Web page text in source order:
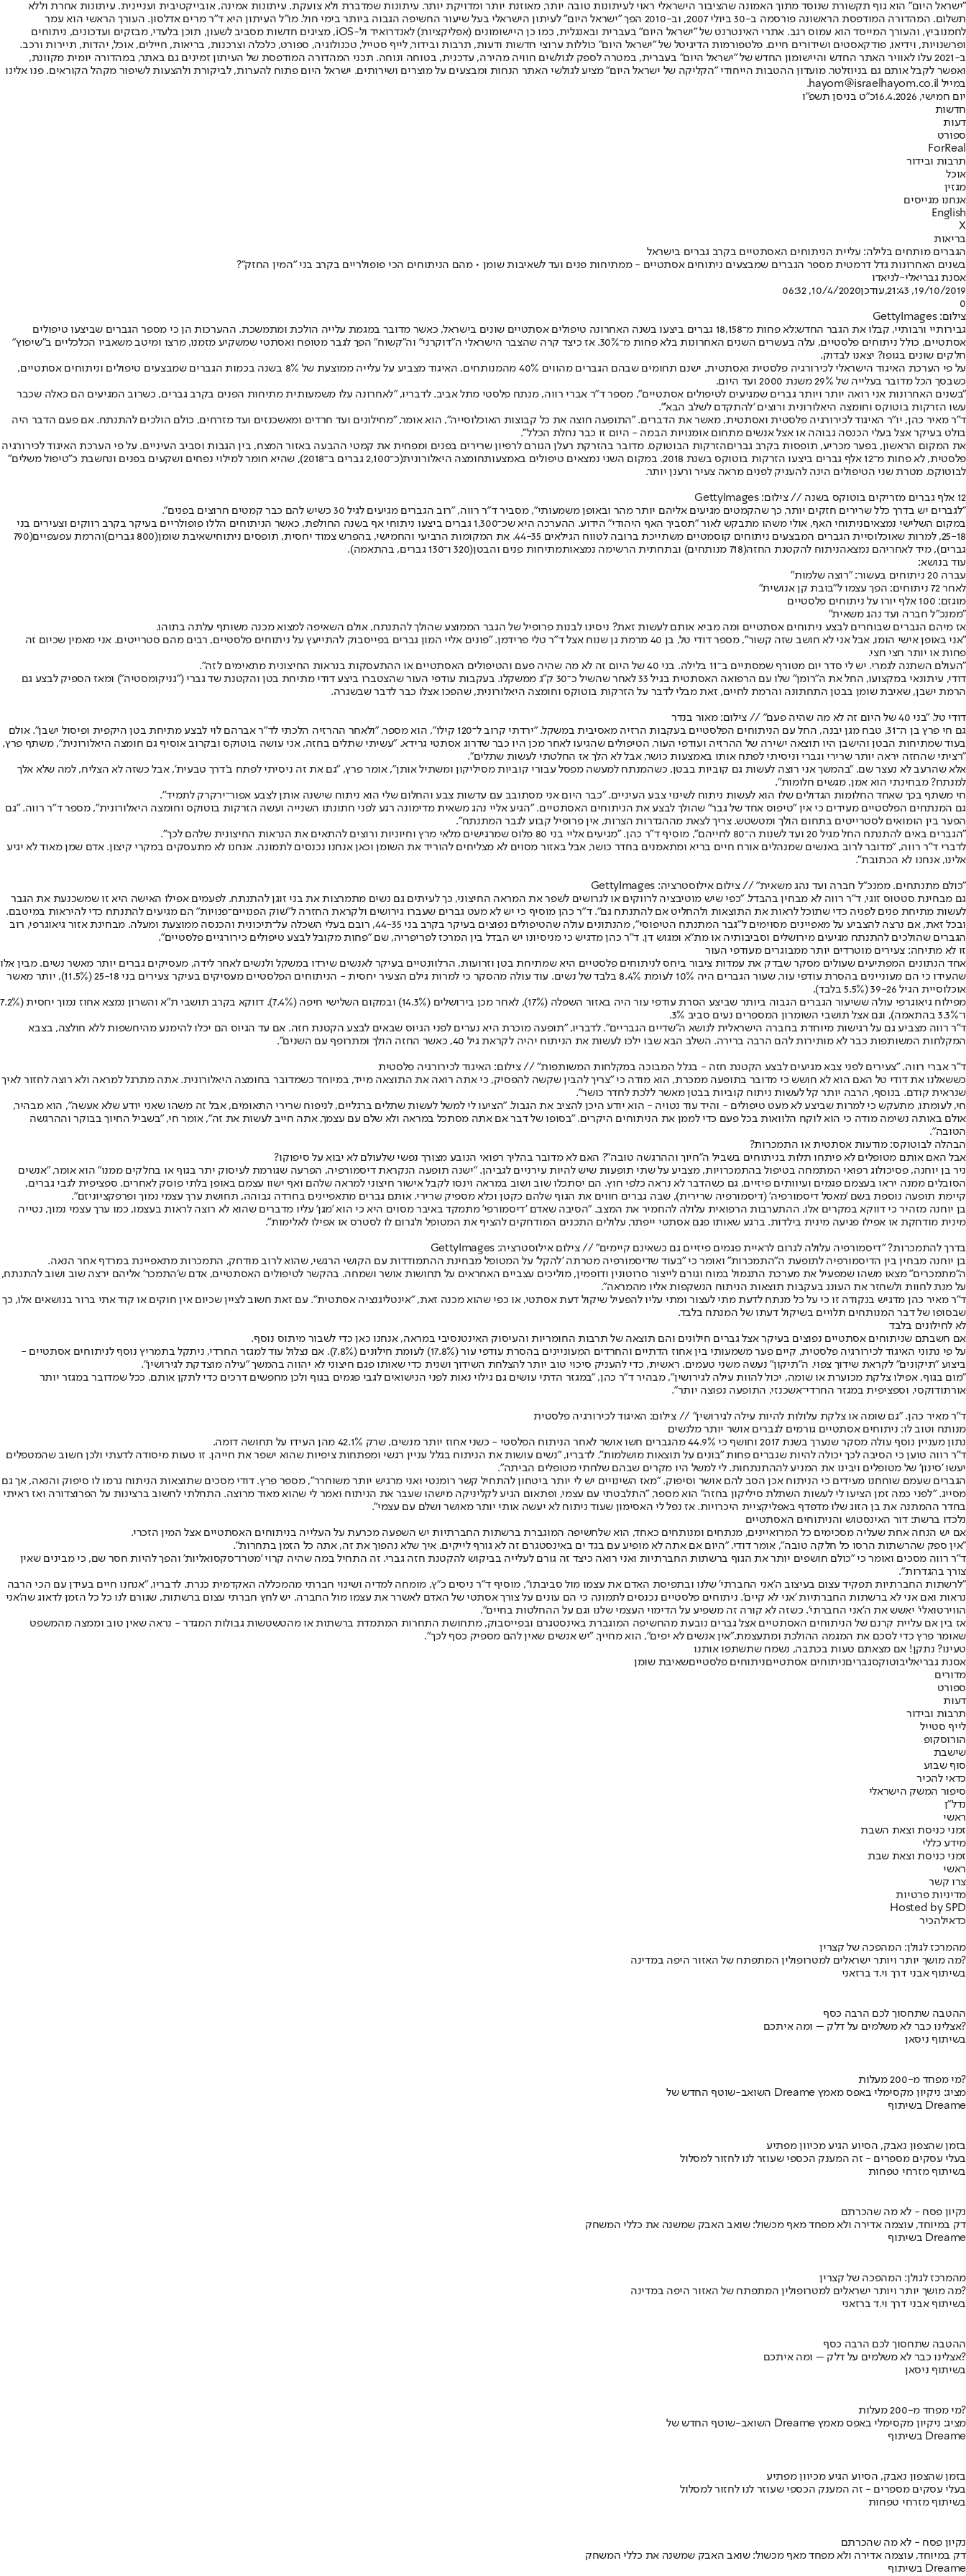
"ישראל היום" הוא גוף תקשורת שנוסד מתוך האמונה שהציבור הישראלי ראוי לעיתונות טובה יותר, מאוזנת יותר ומדויקת יותר. עיתונות שמדברת ולא צועקת. עיתונות אמינה, אובייקטיבית ועניינית. עיתונות אחרת וללא
תשלום. המהדורה המודפסת הראשונה פורסמה ב-30 ביולי 2007, וב-2010 הפך "ישראל היום" לעיתון הישראלי בעל שיעור החשיפה הגבוה ביותר בימי חול. מו"ל העיתון היא ד"ר מרים אדלסון. העורך הראשי הוא עמר
לחמנוביץ, והעורך המייסד הוא עמוס רגב. אתרי האינטרנט של "ישראל היום" בעברית ובאנגלית, כמו כן היישומונים (אפליקציות) לאנדרואיד ול-iOS, מציגים חדשות מסביב לשעון, תוכן בלעדי, מבזקים ועדכונים, ניתוחים
ופרשנויות, וידיאו, פודקאסטים ושידורים חיים. פלטפורמות הדיגיטל של "ישראל היום" כוללות ערוצי חדשות ודעות, תרבות ובידור, לייף סטייל, טכנולוגיה, ספורט, כלכלה וצרכנות, בריאות, חיילים, אוכל, יהדות, תיירות ורכב.
ב-2021 עלו לאוויר האתר החדש והיישומון החדש של "ישראל היום" בעברית, במטרה לספק לגולשים חוויה מהירה, עדכנית, בטוחה ונוחה. תכני המהדורה המודפסת של העיתון זמינים גם באתר, במהדורה יומית מקוונת,
ואפשר לקבל אותם גם בניוזלטר. מועדון ההטבות הייחודי "הקליקה של ישראל היום" מציע לגולשי האתר הנחות ומבצעים על מוצרים ושירותים. ישראל היום פתוח להערות, לביקורת ולהצעות לשיפור מקהל הקוראים. פנו אלינו
במייל hayom@israelhayom.co.il.
יום חמישי, 16.4.2026
כ"ט בניסן תשפ"ו
חדשות
דעות
ספורט
ForReal
תרבות ובידור
אוכל
מגזין
אנחנו מגייסים
English
X
בריאות
הגברים מותחים בלילה: עליית הניתוחים האסתטיים בקרב גברים בישראל
בשנים האחרונות גדל דרמטית מספר הגברים שמבצעים ניתוחים אסתטיים - ממתיחות פנים ועד לשאיבות שומן • מהם הניתוחים הכי פופולריים בקרב בני "המין החזק"?
אסנת גבריאלי-לניאדו
19/10/2019, 21:43
,עודכן10/4/2020, 06:32
0
צילום: GettyImages
גבירותיי ורבותיי, קבלו את הגבר החדש:
לא פחות מ־18,158 גברים ביצעו בשנה האחרונה טיפולים אסתטיים שונים בישראל, כאשר מדובר במגמת עלייה הולכת ומתמשכת. ההערכות הן כי מספר הגברים שביצעו טיפולים
אסתטיים, כולל ניתוחים פלסטיים, עלה בעשרים השנים האחרונות בלא פחות מ־30%. אז כיצד קרה שהצבר הישראלי ה"דוקרני" וה"קשוח" הפך לגבר מטופח ואסתטי שמשקיע מזמנו, מרצו ומיטב משאביו הכלכליים ב"שיפוץ"
חלקים שונים בגופו? יצאנו לבדוק.
על פי הערכת האיגוד הישראלי לכירורגיה פלסטית ואסתטית, ישנם תחומים שבהם הגברים מהווים 40% מהמנותחים. האיגוד מצביע על עלייה ממוצעת של 8% בשנה בכמות הגברים שמבצעים טיפולים וניתוחים אסתטיים,
כשבסך הכל מדובר בעלייה של 29% משנת 2000 ועד היום.
"בשנים האחרונות אני רואה יותר ויותר גברים שמגיעים לטיפולים אסתטיים", מספר ד"ר אברי רווה, מנתח פלסטי מתל אביב. לדבריו, "לאחרונה עלו משמעותית מתיחות הפנים בקרב גברים, כשרוב המגיעים הם כאלה שכבר
עשו הזרקות בוטוקס וחומצה היאלורונית ורוצים 'להתקדם לשלב הבא'".
ד"ר מאיר כהן, יו"ר האיגוד לכירורגיה פלסטית ואסתטית, מאשר את הדברים. "התופעה חוצה את כל קבוצות האוכלוסייה", הוא אומר, "מחילונים ועד חרדים ומאשכנזים ועד מזרחים, כולם הולכים להתנתח. אם פעם הדבר היה
בולט בעיקר אצל בעלי הכנסה גבוהה או אצל אנשים מתחום אומנויות הבמה - היום זו כבר נחלת הכלל".
את המקום הראשון, בפער מכריע, תופסות בקרב גבריםהזרקות הבוטוקס. מדובר בהזרקת רעלן הגורם לרפיון שרירים בפנים ומפחית את קמטי ההבעה באזור המצח, בין הגבות וסביב העיניים. על פי הערכת האיגוד לכירורגיה
פלסטית, לא פחות מ־12 אלף גברים ביצעו הזרקות בוטוקס בשנת 2018. במקום השני נמצאים טיפולים באמצעות
חומצה היאלורונית
(כ־2,100 גברים ב־2018), שהיא חומר למילוי נפחים ושקעים בפנים ונחשבת כ"טיפול משלים"
לבוטוקס. מטרת שני הטיפולים הינה להעניק לפנים מראה צעיר ורענן יותר.
12 אלף גברים מזריקים בוטוקס בשנה // צילום: GettyImages
"לגברים יש בדרך כלל שרירים חזקים יותר, כך שהקמטים מגיעים אליהם יותר מהר ובאופן משמעותי", מסביר ד"ר רווה, "רוב הגברים מגיעים לגיל 30 כשיש להם כבר קמטים חרוצים בפנים".
במקום השלישי נמצאיםניתוחי האף
, אולי משהו מתבקש לאור "תסביך האף היהודי" הידוע. ההערכה היא שכ־1,300 גברים ביצעו ניתוחי אף בשנה החולפת, כאשר הניתוחים הללו פופולריים בעיקר בקרב רווקים וצעירים בני
25-18, למרות שאוכלוסיית הגברים המבצעים ניתוחים קוסמטיים משתייכת ברובה לטווח הגילאים 44-35. את המקומות הרביעי והחמישי, בהפרש צמוד יחסית, תופסים ניתוחי
שאיבת שומן(800 גברים) והרמת עפעפיים (790
גברים), מיד לאחריהם נמצאהניתוח להקטנת החזה(718 מנותחים) ובתחתית הרשימה נמצאות מתיחות פנים והבטן(320 ו־130 גברים, בהתאמה).
עוד בנושא:
עברה 20 ניתוחים בעשור: "רוצה שלמות"
לאחר 72 ניתוחים: הפך עצמו ל"בובת קן אנושית"
מוגזם: 100 אלף יורו על ניתוחים פלסטיים
"ממנכ"ל חברה ועד נהג משאית"
אז מיהם הגברים שבוחרים לבצע ניתוחים אסתטיים ומה מביא אותם לעשות זאת? ניסינו לבנות פרופיל של הגבר הממוצע שהולך להתנתח, אולם השאיפה למצוא מכנה משותף עלתה בתוהו.
"אני באופן אישי הומו, אבל אני לא חושב שזה קשור", מספר דודי טל, בן 40 מרמת גן שנוח אצל ד"ר טלי פרידמן. "פונים אליי המון גברים בפייסבוק להתייעץ על ניתוחים פלסטיים, רבים מהם סטרייטים. אני מאמין שכיום זה
פחות או יותר חצי חצי.
"העולם השתנה לגמרי. יש לי סדר יום מטורף שמסתיים ב־11 בלילה. בני 40 של היום זה לא מה שהיה פעם והטיפולים האסתטיים או ההתעסקות בנראות החיצונית מתאימים לזה".
דודי, עיתונאי במקצועו, החל את ה"רומן" שלו עם הרפואה האסתטית בגיל 33 לאחר שהשיל כ־30 ק"ג ממשקלו. בעקבות עודפי העור שהצטברו ביצע דודי מתיחת בטן והקטנת שד גברי ("גניקומסטיה") ומאז הספיק לבצע גם
הרמת ישבן, שאיבת שומן בבטן התחתונה והרמת לחיים, זאת מבלי לדבר על הזרקות בוטוקס וחומצה היאלורונית, שהפכו אצלו כבר לדבר שבשגרה.
דודי טל. "בני 40 של היום זה לא מה שהיה פעם" // צילום: מאור בנדר
גם חי פרץ בן ה־31, טבח מגן יבנה, החל עם הניתוחים הפלסטיים בעקבות הרזיה מאסיבית במשקל. "ירדתי קרוב ל־120 קילו", הוא מספר, "ולאחר ההרזיה הלכתי לד"ר אברהם לוי לבצע מתיחת בטן היקפית ופיסול ישבן". אולם
בעוד שמתיחות הבטן והישבן היו תוצאה ישירה של ההרזיה ועודפי העור, הטיפולים שהגיעו לאחר מכן היו כבר שדרוג אסתטי גרידא. "עשיתי שתלים בחזה, אני עושה בוטוקס ובקרוב אוסיף גם חומצה היאלורונית", משתף פרץ,
"רציתי שהחזה יראה יותר שרירי וגברי וניסיתי לפתח אותו באמצעות כושר, אבל לא הלך אז החלטתי לעשות שתלים".
אלא שהרעב לא נעצר שם. "בהמשך אני רוצה לעשות גם קוביות בבטן, כשהמנתח למעשה מפסל עבורי קוביות מסיליקון ומשתיל אותן", אומר פרץ, "גם את זה ניסיתי לפתח ב'דרך טבעית', אבל כשזה לא הצליח, למה שלא אלך
למנתח? מבחינתי הוא אמן, מגשים חלומות".
חי משתף בכך שאחד החלומות הגדולים שלו הוא לעשות ניתוח לשינוי צבע העיניים. "כבר היום אני מסתובב עם עדשות צבע והחלום שלי הוא ניתוח שישנה אותן לצבע אפור־ירקרק לתמיד".
גם המנתחים הפלסטיים מעידים כי אין "טיפוס אחד של גבר" שהולך לבצע את הניתוחים האסתטיים. "הגיע אליי נהג משאית מדימונה רגע לפני חתונתו השנייה ועשה הזרקות בוטוקס וחומצה היאלורונית", מספר ד"ר רווה. "גם
הפער בין הומואים לסטרייטים בתחום הולך ומטשטש. צריך לצאת מההגדרות הצרות, אין פרופיל קבוע לגבר המתנתח".
"הגברים באים להתנתח החל מגיל 20 ועד לשנות ה־80 לחייהם", מוסיף ד"ר כהן. "מגיעים אליי בני 80 פלוס שמרגישים מלאי מרץ וחיוניות ורוצים להתאים את הנראות החיצונית שלהם לכך".
לדברי ד"ר רווה, "מדובר לרוב באנשים שמנהלים אורח חיים בריא ומתאמנים בחדר כושר, אבל באזור מסוים לא מצליחים להוריד את השומן וכאן אנחנו נכנסים לתמונה. אנחנו לא מתעסקים במקרי קיצון. אדם שמן מאוד לא יגיע
אלינו, אנחנו לא הכתובת".
"כולם מתנתחים. ממנכ"ל חברה ועד נהג משאית" // צילום אילוסטרציה: GettyImages
גם מבחינת סטטוס זוגי, ד"ר רווה לא מבחין בהבדל. "כפי שיש מוטיבציה לרווקים או לגרושים לשפר את המראה החיצוני, כך לעיתים גם נשים מתמרצות את בני זוגן להתנתח. לפעמים אפילו האישה היא זו שמשכנעת את הגבר
לעשות מתיחת פנים לפניה כדי שתוכל לראות את התוצאות ולהחליט אם להתנתח גם". ד"ר כהן מוסיף כי יש לא מעט גברים שעברו גירושים ולקראת החזרה ל"שוק הפנויים־פנויות" הם מגיעים להתנתח כדי להיראות במיטבם.
ובכל זאת, אם נרצה להצביע על מאפיינים מסוימים ל"גבר המתנתח הטיפוסי", מהנתונים עולה שהטיפולים נפוצים בעיקר בקרב בני 44-35, רובם בעלי השכלה על־תיכונית והכנסה ממוצעת ומעלה. מבחינת אזור גיאוגרפי, רוב
הגברים שהולכים להתנתח מגיעים מירושלים וסביבותיה או מת"א ומגוש דן. ד"ר כהן מדגיש כי מניסיונו יש הבדל בין המרכז לפריפריה, שם "פחות מקובל לבצע טיפולים כירורגיים פלסטיים".
זו לא מתיחה: צעירים מוטרדים יותר ממבוגרים מעודפי העור
אחד הנתונים המפתיעים שעולים מסקר שבדק את עמדות ציבור ביחס לניתוחים פלסטיים היא שמתיחת בטן וזרועות, הרלוונטיים בעיקר לאנשים שירדו במשקל ולנשים לאחר לידה, מעסיקים גברים יותר מאשר נשים. מבין אלו
שהעידו כי הם מעוניינים בהסרת עודפי עור, שעור הגברים היה 10% לעומת 8.4% בלבד של נשים. עוד עולה מהסקר כי למרות גילם הצעיר יחסית - הניתוחים הפלסטיים מעסיקים בעיקר צעירים בני 25-18 (11.5%), יותר מאשר
אוכלוסיית הגיל 39-26 (5.5% בלבד).
מפילוח גיאוגרפי עולה ששיעור הגברים הגבוה ביותר שביצע הסרת עודפי עור היה באזור השפלה (17%), לאחר מכן בירושלים (14.3%) ובמקום השלישי חיפה (7.4%). דווקא בקרב תושבי ת"א והשרון נמצא אחוז נמוך יחסית (7.2%
ו־3.3% בהתאמה), וגם אצל תושבי השומרון המספרים נעים סביב 3%.
ד"ר רווה מצביע גם על רגישות מיוחדת בחברה הישראלית לנושא ה"שדיים הגבריים". לדבריו, "תופעה מוכרת היא נערים לפני הגיוס שבאים לבצע הקטנת חזה. אם עד הגיוס הם יכלו להימנע מהיחשפות ללא חולצה, בצבא
המקלחות המשותפות כבר לא מותירות להם הרבה ברירה. השלב הבא שבו ילכו לעשות את הניתוח יהיה לקראת גיל 40, כאשר החזה הולך ומתרופף עם השנים".
ד"ר אברי רווה. "צעירים לפני צבא מגיעים לבצע הקטנת חזה - בגלל המבוכה במקלחות המשותפות" // צילום: האיגוד לכירורגיה פלסטית
כששאלנו את דודי טל האם הוא לא חושש כי מדובר בתופעה ממכרת, הוא מודה כי "צריך להבין שקשה להפסיק, כי אתה רואה את התוצאה מייד, במיוחד כשמדובר בחומצה היאלורונית. אתה מתרגל למראה ולא רוצה לחזור לאיך
שנראית קודם. בנוסף, הרבה יותר קל לעשות ניתוח קוביות בבטן מאשר ללכת לחדר כושר".
חי, לעומתו, מתעקש כי למרות שביצע לא מעט טיפולים - והיד עוד נטויה - הוא יודע היכן להציב את הגבול. "הציעו לי למשל לעשות שתלים ברגליים, לניפוח שרירי התאומים, אבל זה משהו שאני יודע שלא אעשה", הוא מבהיר,
אולם באותה נשימה מודה כי הוא לוקח הלוואות בכל פעם כדי לממן את הניתוחים היקרים. "בסופו של דבר אם אתה מסתכל במראה ולא שלם עם עצמך, אתה חייב לעשות את זה", אומר חי, "בשביל החיוך בבוקר וההרגשה
הטובה".
הבהלה לבוטוקס: מודעות אסתטית או התמכרות?
אבל האם אותם מטופלים לא פיתחו תלות בניתוחים בשביל ה"חיוך וההרגשה טובה"? האם לא מדובר בהליך רפואי הנובע מצורך נפשי שלעולם לא יבוא על סיפוקו?
ניר בן יוחנה, פסיכולוג רפואי המתמחה בטיפול בהתמכרויות, מצביע על שתי תופעות שיש להיות עירניים לגביהן. "ישנה תופעה הנקראת דיסמורפיה, הפרעה שגורמת לעיסוק יתר בגוף או בחלקים ממנו" הוא אומר, "אנשים
הסובלים ממנה יראו בעצמם פגמים ועיוותים פיזיים, גם כשהדבר לא נראה כלפי חוץ. הם יסתכלו שוב ושוב במראה וינסו לקבל אישור חיצוני למראה שלהם ואף ישוו עצמם באופן בלתי פוסק לאחרים. ספציפית לגבי גברים,
קיימת תופעה נוספת בשם 'מאסל דיסמורפיה' (דיסמורפיה שרירית), שבה גברים חווים את הגוף שלהם כקטן וכלא מספיק שרירי. אותם גברים מתאפיינים בחרדה גבוהה, תחושת ערך עצמי נמוך ופרפקציוניזם".
בן יוחנה מזהיר כי דווקא במקרים אלו, ההתערבות הרפואית עלולה להחמיר את המצב. "הסיבה שאדם 'דיסמורפי' מתמקד באיבר מסוים היא כי הוא 'מגן' עליו מדברים שהוא לא רוצה לראות בעצמו, כמו ערך עצמי נמוך, נטייה
מינית מודחקת או אפילו פגיעה מינית בילדות. ברגע שאותו פגם אסתטי ייפתר, עלולים התכנים המודחקים להציף את המטופל ולגרום לו לסטרס או אפילו לאלימות".
בדרך להתמכרות? "דיסמורפיה עלולה לגרום לראיית פגמים פיזיים גם כשאינם קיימים" // צילום אילוסטרציה: GettyImages
בן יוחנה מבחין בין הדיסמורפיה לתופעת ה"התמכרות" ואומר כי "בעוד שדיסמורפיה מטרתה 'להקל' על המטופל מבחינת ההתמודדות עם הקושי הרגשי, שהוא לרוב מודחק, התמכרות מתאפיינת במרדף אחר הנאה.
ה"מתמכרים" מצאו משהו שמפעיל את מערכת התגמול במוח וגורם לייצור סרוטונין ודופמין, מוליכים עצביים האחראים על תחושות אושר ושמחה. בהקשר לטיפולים האסתטיים, אדם ש'התמכר' אליהם ירצה שוב ושוב להתנתח,
על מנת לחוות ולשחזר את העונג בעקבות תוצאות הניתוח הנשקפות אליו מהמראה".
ד"ר מאיר כהן מדגיש בנקודה זו כי על כל מנתח לדעת מתי לעצור ומתי עליו להפעיל שיקול דעת אסתטי, או כפי שהוא מכנה זאת, "אינטליגנציה אסתטית". עם זאת חשוב לציין שכיום אין חוקים או קוד אתי ברור בנושאים אלו, כך
שבסופו של דבר המנותחים תלויים בשיקול דעתו של המנתח בלבד.
לא לחילונים בלבד
אם חשבתם שניתוחים אסתטיים נפוצים בעיקר אצל גברים חילונים והם תוצאה של תרבות החומריות והעיסוק האינטנסיבי במראה, אנחנו כאן כדי לשבור מיתוס נוסף.
על פי נתוני האיגוד לכירורגיה פלסטית, קיים פער משמעותי בין אחוז הדתיים והחרדים המעוניינים בהסרת עודפי עור (17.8%) לעומת חילונים (7.8%). אם נצלול עוד למגזר החרדי, ניתקל בתמריץ נוסף לניתוחים אסתטיים -
ביצוע "תיקונים" לקראת שידוך צפוי. ה"תיקון" נעשה משני טעמים. ראשית, כדי להעניק סיכוי טוב יותר להצלחת השידוך ושנית כדי שאותו פגם חיצוני לא יהווה בהמשך "עילה מוצדקת לגירושין".
"מום בגוף, אפילו צלקת מכוערת או שומה, יכול להוות עילה לגירושין", מבהיר ד"ר כהן, "במגזר הדתי עושים גם גילוי נאות לפני הנישואים לגבי פגמים בגוף ולכן מחפשים דרכים כדי לתקן אותם. ככל שמדובר במגזר יותר
אורתודוקסי, וספציפית במגזר החרדי־אשכנזי, התופעה נפוצה יותר".
ד"ר מאיר כהן. "גם שומה או צלקת עלולות להיות עילה לגירושין" // צילום: האיגוד לכירורגיה פלסטית
מנותח וטוב לו: ניתוחים אסתטיים גורמים לגברים אושר יותר מלנשים
נתון מעניין נוסף עולה מסקר שנערך בשנת 2017 וחושף כי 44.9% מהגברים חשו אושר לאחר הניתוח הפלסטי - כשני אחוז יותר מנשים, שרק 42.1% מהן העידו על תחושה דומה.
ד"ר רווה טוען כי הסיבה לכך יכולה להיות שגברים פחות "בונים על תוצאות מושלמות". לדבריו, "נשים עושות את הניתוח בגלל עניין רגשי ומפתחות ציפיות שהוא ישפר את חייהן. זו טעות מיסודה לדעתי ולכן חשוב שהמטפלים
יעשו 'סינון' של מטופלים ויבינו את המניע לההתנתחות. לי למשל היו מקרים שבהם שלחתי מטופלים הביתה".
הגברים שעמם שוחחנו מעידים כי הניתוח אכן הסב להם אושר וסיפוק. "מאז השינויים יש לי יותר ביטחון להתחיל קשר רומנטי ואני מרגיש יותר משוחרר", מספר פרץ. דודי מסכים שתוצאות הניתוח גרמו לו סיפוק והנאה, אך גם
מסייג. "לפני כמה זמן הציעו לי לעשות השתלת סיליקון בחזה" הוא מספר, "התלבטתי עם עצמי, ופתאום הגיע לקליניקה מישהו שעבר את הניתוח ואמר לי שהוא מאוד מרוצה. התחלתי לחשוב ברצינות על הפרוצדורה ואז ראיתי
בחדר ההמתנה את בן הזוג שלו מדפדף באפליקציית היכרויות. אז נפל לי האסימון שעוד ניתוח לא יעשה אותי יותר מאושר ושלם עם עצמי".
נלכדו ברשת: דור האינסטוש והניתוחים האסתטיים
אם יש הנחה אחת שעליה מסכימים כל המרואיינים, מנתחים ומנותחים כאחד, הוא שלחשיפה המוגברת ברשתות החברתיות יש השפעה מכרעת על העלייה בניתוחים האסתטיים אצל המין הזכרי.
"אין ספק שהרשתות הרסו כל חלקה טובה", אומר דודי. "היום אם אתה לא מופיע עם בגד ים באינסטגרם זה לא גורף לייקים. איך שלא נהפוך את זה, אתה כל הזמן בתחרות".
ד"ר רווה מסכים ואומר כי "כולם חושפים יותר את הגוף ברשתות החברתיות ואני רואה כיצד זה גורם לעלייה בביקוש להקטנת חזה גברי. זה התחיל במה שהיה קרוי 'מטרו־סקסואליות' והפך להיות חסר שם, כי מבינים שאין
צורך בהגדרות".
"לרשתות החברתיות תפקיד עצום בעיצוב ה'אני החברתי' שלנו ובתפיסת האדם את עצמו מול סביבתו", מוסיף ד"ר ניסים כ"ץ, מומחה למדיה ושינוי חברתי מהמכללה האקדמית כנרת. לדבריו, "אנחנו חיים בעידן עם הכי הרבה
נראות ואם אני לא ברשתות החברתיות 'אני לא קיים'. ניתוחים פלסטיים נכנסים לתמונה כי הם עונים על צורך אסתטי של האדם לאשרר את עצמו מול החברה. יש לחץ חברתי עצום ברשתות, שגורם לנו כל כל הזמן לדאוג שה'אני
הווירטואלי' יאשש את ה'אני החברתי'. כשזה לא קורה זה משפיע על הדימוי העצמי שלנו וגם על ההחלטות בחיים".
אז בין אם עליית קרנם של הניתוחים האסתטיים אצל גברים נובעת מהחשיפה המוגברת באינסטגרם ובפייסבוק, מתחושת התחרות המתמדת ברשתות או מהטשטשות גבולות המגדר - נראה שאין טוב וממצה מהמשפט
שאומר פרץ כדי לסכם את המגמה ההולכת ומתעצמת."אין אנשים לא יפים", הוא מחייך, "יש אנשים שאין להם מספיק כסף לכך".
טעינו? נתקן! אם מצאתם טעות בכתבה, נשמח שתשתפו אותנו
אסנת גבריאליבוטוקסגבריםניתוחים אסתטייםניתוחים פלסטייםשאיבת שומן
מדורים
ספורט
דעות
תרבות ובידור
לייף סטייל
הורוסקופ
שישבת
סוף שבוע
כדאי להכיר
סיפור המשק הישראלי
נדל"ן
ראשי
זמני כניסת וצאת השבת
מידע כללי
זמני כניסת וצאת שבת
ראשי
צרו קשר
מדיניות פרטיות
Hosted by SPD
כדאילהכיר
מהמרכז לגולן: המהפכה של קצרין
מה מושך יותר ויותר ישראלים למטרופולין המתפתח של האזור היפה במדינה?
בשיתוף אבני דרך וי.ד ברזאני
ההטבה שתחסוך לכם הרבה כסף
אצלינו כבר לא משלמים על דלק – ומה איתכם?
בשיתוף ניסאן
מי מפחד מ-200 מעלות?
השואב-שוטף החדש של Dreame מציג: ניקיון מקסימלי באפס מאמץ
בשיתוף Dreame
בזמן שהצפון נאבק, הסיוע הגיע מכיוון מפתיע
בעלי עסקים מספרים - זה המענק הכספי שעוזר לנו לחזור למסלול
בשיתוף מזרחי טפחות
נקיון פסח - לא מה שהכרתם
דק במיוחד, עוצמה אדירה ולא מפחד מאף מכשול: שואב האבק שמשנה את כללי המשחק
בשיתוף Dreame
מהמרכז לגולן: המהפכה של קצרין
מה מושך יותר ויותר ישראלים למטרופולין המתפתח של האזור היפה במדינה?
בשיתוף אבני דרך וי.ד ברזאני
ההטבה שתחסוך לכם הרבה כסף
אצלינו כבר לא משלמים על דלק – ומה איתכם?
בשיתוף ניסאן
מי מפחד מ-200 מעלות?
השואב-שוטף החדש של Dreame מציג: ניקיון מקסימלי באפס מאמץ
בשיתוף Dreame
בזמן שהצפון נאבק, הסיוע הגיע מכיוון מפתיע
בעלי עסקים מספרים - זה המענק הכספי שעוזר לנו לחזור למסלול
בשיתוף מזרחי טפחות
נקיון פסח - לא מה שהכרתם
דק במיוחד, עוצמה אדירה ולא מפחד מאף מכשול: שואב האבק שמשנה את כללי המשחק
בשיתוף Dreame